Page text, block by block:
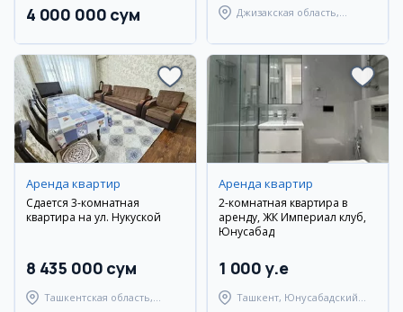
4 000 000 сум
Джизакская область,
Аренда квартир
Сдается 3-комнатная
квартира на ул. Нукуской
8 435 000 сум
Ташкентская область,
Аренда квартир
2-комнатная квартира в
аренду, ЖК Империал клуб,
Юнусабад
1 000 y.e
Ташкент, Юнусабадский